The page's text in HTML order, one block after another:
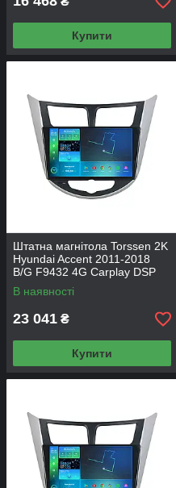
Купити
Штатна магнітола Torssen 2K
Hyundai Accent 2011-2018
B/G F9432 4G Carplay DSP
В наявності
23 041 ₴
Купити